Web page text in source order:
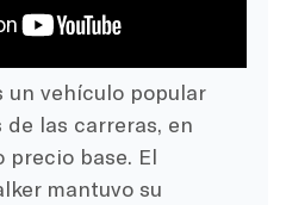
un vehículo popular
las carreras, en
precio base. El
mantuvo su